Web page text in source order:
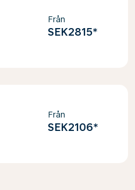
Från
SEK2815*
Från
SEK2106*